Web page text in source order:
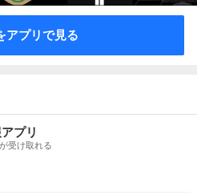
アプリで見る
プリ
受け取れる